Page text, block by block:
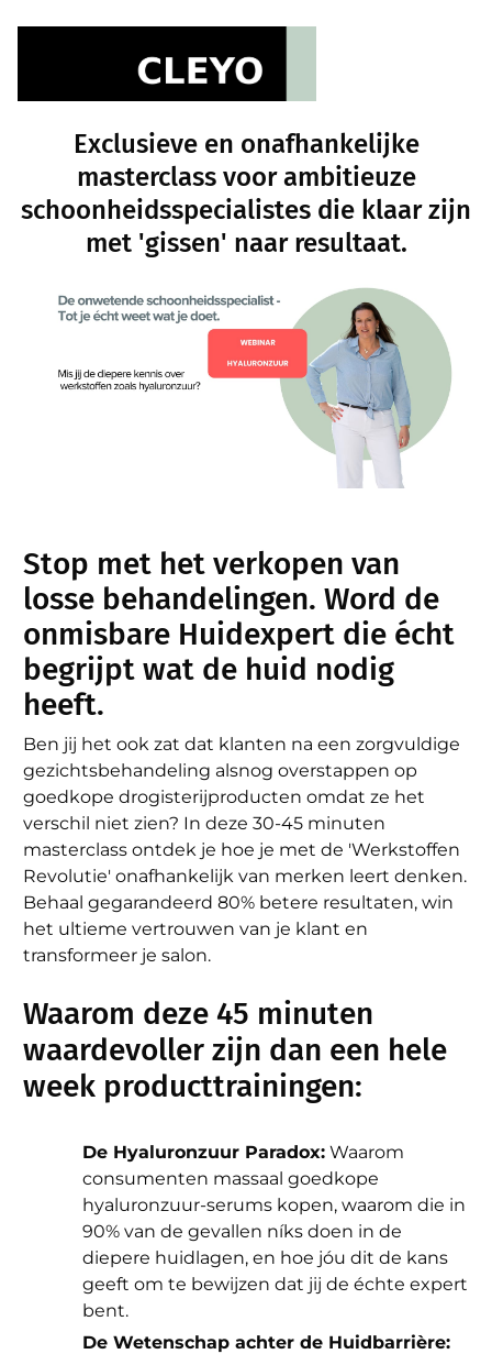
Exclusieve en onafhankelijke
masterclass voor ambitieuze
schoonheidsspecialistes die klaar zijn
met 'gissen' naar resultaat.
Stop met het verkopen van
losse behandelingen. Word de
onmisbare Huidexpert die écht
begrijpt wat de huid nodig
heeft.
Ben jij het ook zat dat klanten na een zorgvuldige
gezichtsbehandeling alsnog overstappen op
goedkope drogisterijproducten omdat ze het
verschil niet zien? In deze 30-45 minuten
masterclass ontdek je hoe je met de 'Werkstoffen
Revolutie' onafhankelijk van merken leert denken.
Behaal gegarandeerd 80% betere resultaten, win
het ultieme vertrouwen van je klant en
transformeer je salon.
Waarom deze 45 minuten
waardevoller zijn dan een hele
week producttrainingen:
De Hyaluronzuur Paradox: Waarom
consumenten massaal goedkope
hyaluronzuur-serums kopen, waarom die in
90% van de gevallen níks doen in de
diepere huidlagen, en hoe jóu dit de kans
geeft om te bewijzen dat jij de échte expert
bent.
De Wetenschap achter de Huidbarrière: